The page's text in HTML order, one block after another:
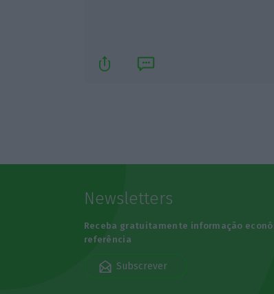
Newsletters
Receba gratuitamente informação
referência
Subscrever